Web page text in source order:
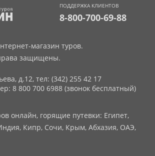
ПОДДЕРЖКА КЛИЕНТОВ
8-800-700-69-88
магазин туров.
защищены.
д.12, тел: (342) 255 42 17
8 800 700 6988 (звонок бесплатный)
онлайн, горящие путевки: Египет,
Кипр, Сочи, Крым, Абхазия, ОАЭ,